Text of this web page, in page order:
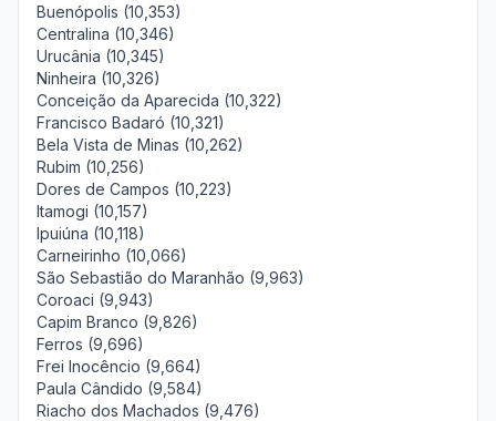
Buenópolis (10,353)
Centralina (10,346)
Urucânia (10,345)
Ninheira (10,326)
Conceição da Aparecida (10,322)
Francisco Badaró (10,321)
Bela Vista de Minas (10,262)
Rubim (10,256)
Dores de Campos (10,223)
Itamogi (10,157)
Ipuiúna (10,118)
Carneirinho (10,066)
São Sebastião do Maranhão (9,963)
Coroaci (9,943)
Capim Branco (9,826)
Ferros (9,696)
Frei Inocêncio (9,664)
Paula Cândido (9,584)
Riacho dos Machados (9,476)